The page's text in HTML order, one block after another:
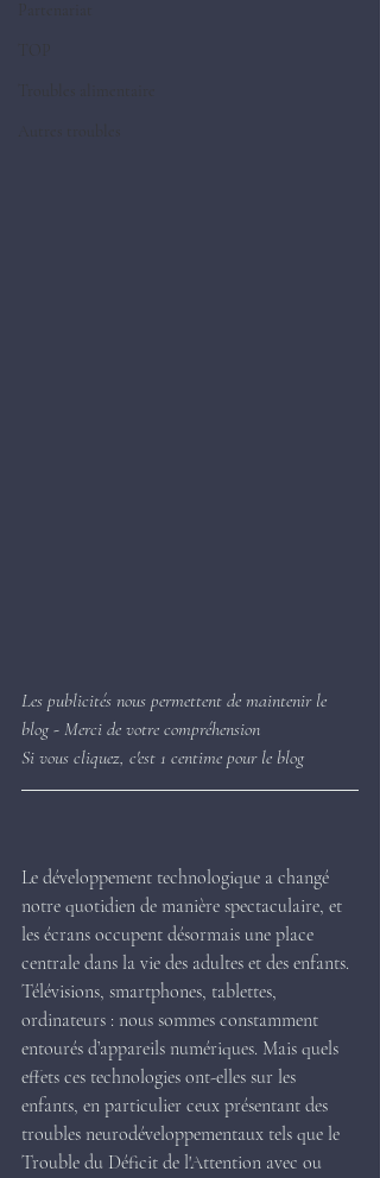
TOP
Troubles alimentaire
Les publicités nous permettent de maintenir le
blog - Merci de votre compréhension
Si vous cliquez, c'est 1 centime pour le blog
Le développement technologique a changé
notre quotidien de manière spectaculaire, et
les écrans occupent désormais une place
centrale dans la vie des adultes et des enfants.
Télévisions, smartphones, tablettes,
ordinateurs : nous sommes constamment
entourés d’appareils numériques. Mais quels
effets ces technologies ont-elles sur les
enfants, en particulier ceux présentant des
troubles neurodéveloppementaux tels que le
Trouble du Déficit de l'Attention avec ou